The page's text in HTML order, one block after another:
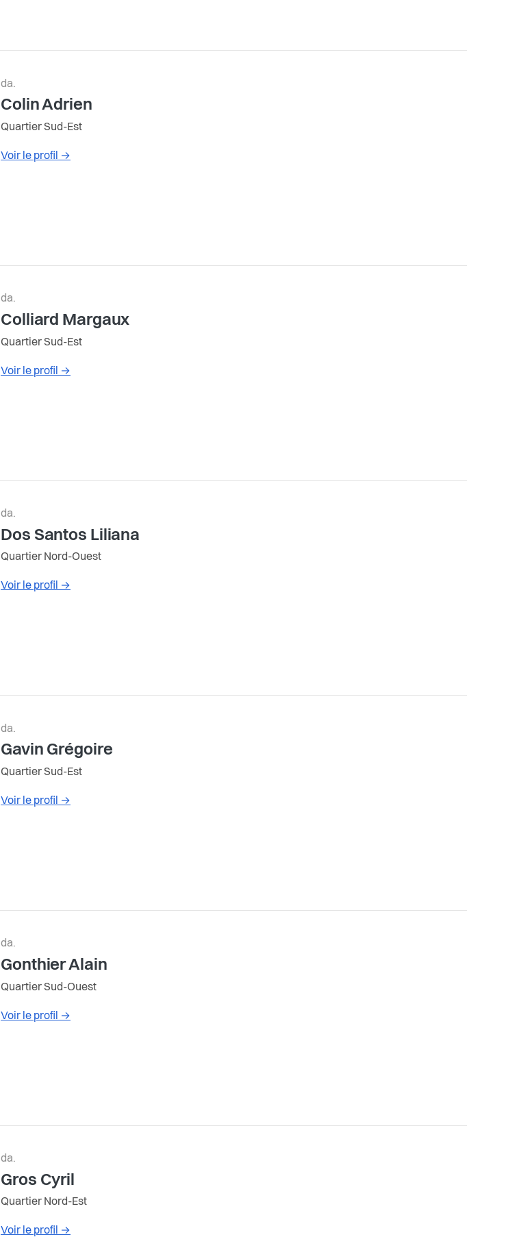
da.
Colin Adrien
Quartier Sud-Est
Voir le profil →
da.
Colliard Margaux
Quartier Sud-Est
Voir le profil →
da.
Dos Santos Liliana
Quartier Nord-Ouest
Voir le profil →
da.
Gavin Grégoire
Quartier Sud-Est
Voir le profil →
da.
Gonthier Alain
Quartier Sud-Ouest
Voir le profil →
da.
Gros Cyril
Quartier Nord-Est
Voir le profil →